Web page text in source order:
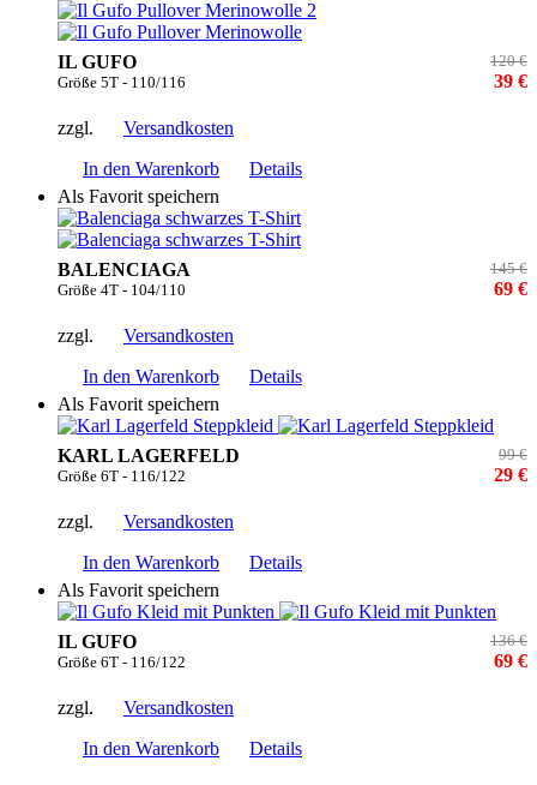
IL GUFO
Größe 5T - 110/116
120 €
39 €
zzgl.
Versandkosten
In den Warenkorb
Details
Als Favorit speichern
BALENCIAGA
Größe 4T - 104/110
145 €
69 €
zzgl.
Versandkosten
In den Warenkorb
Details
Als Favorit speichern
KARL LAGERFELD
Größe 6T - 116/122
99 €
29 €
zzgl.
Versandkosten
In den Warenkorb
Details
Als Favorit speichern
IL GUFO
Größe 6T - 116/122
136 €
69 €
zzgl.
Versandkosten
In den Warenkorb
Details